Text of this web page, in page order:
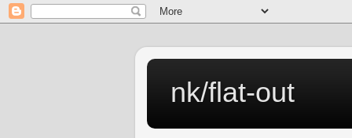
nk/flat-out